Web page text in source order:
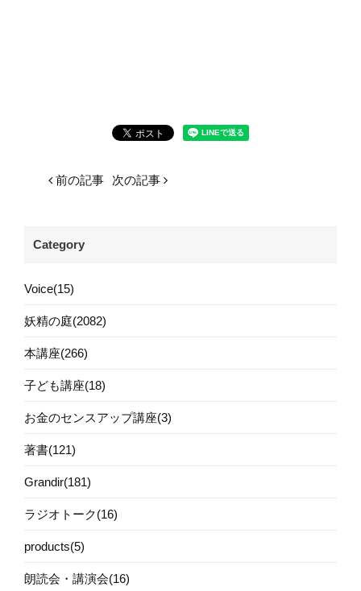
前の記事 次の記事
Category
Voice(15)
妖精の庭(2082)
本講座(266)
子ども講座(18)
お金のセンスアップ講座(3)
著書(121)
Grandir(181)
ラジオトーク(16)
products(5)
朗読会・講演会(16)